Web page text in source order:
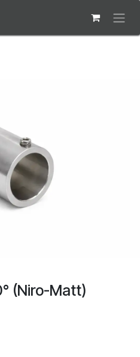
(Niro-Matt)